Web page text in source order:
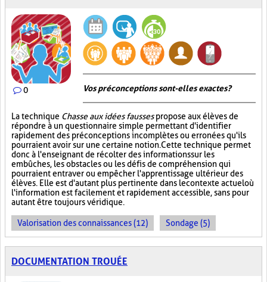
0 Vos préconceptions sont-elles exactes ?
La technique Chasse aux idées faussespropose aux élèves de
répondre à un questionnaire simple permettant d'identifier
rapidement des préconceptions incomplètes ou erronées qu'ils
pourraient avoir sur une certaine notion. Cette technique permet
donc à l'enseignant de récolter des informations sur les
embûches, les obstacles ou les défis de compréhension qui
pourraient entraver ou empêcher l'apprentissage ultérieur des
élèves. Elle est d'autant plus pertinente dans le contexte actuel où
l'information est facilement et rapidement accessible, sans pour
autant être toujours véridique.
Valorisation des connaissances (12) Sondage (5)
DOCUMENTATION TROUÉE